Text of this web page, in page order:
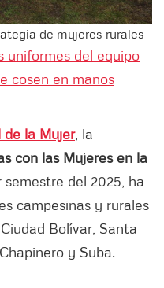
de mujeres rurales
uniformes del equipo
cosen en manos
la Mujer, la
con las Mujeres en la
semestre del 2025, ha
campesinas y rurales
Bolívar, Santa
y Suba.